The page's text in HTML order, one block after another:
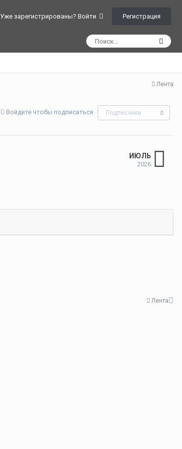
Уже зарегистрированы? Войти Регистрация
Лента
Войдите чтобы подписаться Подписчики 0
ИЮЛЬ
2026
Лента